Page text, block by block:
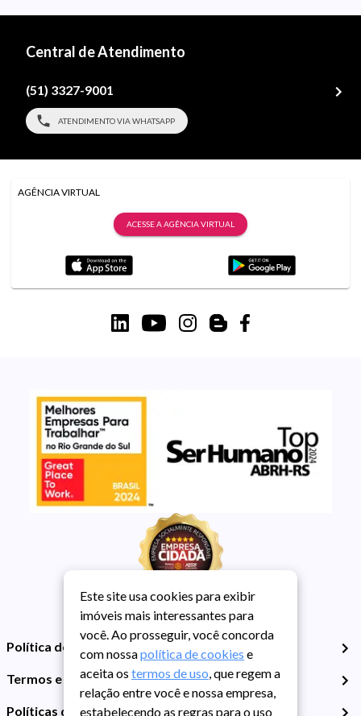
Central de Atendimento
(51) 3327-9001
ATENDIMENTO VIA WHATSAPP
AGÊNCIA VIRTUAL
ACESSE A AGÊNCIA VIRTUAL
Política de Privacidade
Termos e Condições de Uso
Políticas de Cookies
Este site usa cookies para exibir
imóveis mais interessantes para
você. Ao prosseguir, você concorda
com nossapolítica de cookies e
aceita os termos de uso, que regem a
relação entre você e nossa empresa,
estabelecendo as regras para o uso